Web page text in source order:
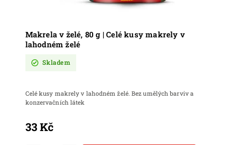
Makrela v želé, 80 g | Celé kusy makrely v
lahodném želé
Skladem
33 Kč
Celé kusy makrely v lahodném želé. Bez umělých barviv a
konzervačních látek